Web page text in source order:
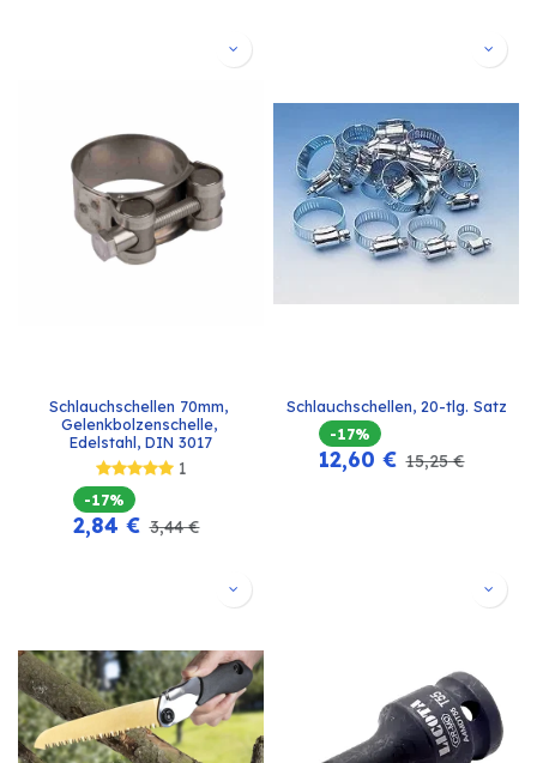
Schlauchschellen 70mm,
Gelenkbolzenschelle,
Edelstahl, DIN 3017
1
-17%
2,84 € 3,44€
Schlauchschellen, 20-tlg. Satz
-17%
12,60 € 15,25€